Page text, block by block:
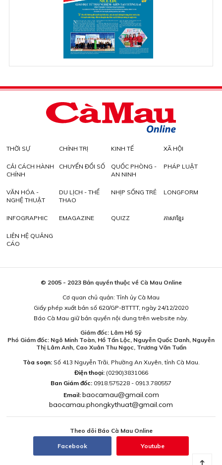
THỜI SỰ CHÍNH TRỊ KINH TẾ XÃ HỘI
CẢI CÁCH HÀNH
CHÍNH
CHUYỂN ĐỔI SỐ
QUỐC PHÒNG -
AN NINH
PHÁP LUẬT
VĂN HÓA -
NGHỆ THUẬT
DU LỊCH - THỂ
THAO
NHỊP SỐNG TRẺ LONGFORM
INFOGRAPHIC EMAGAZINE QUIZZ ភាសាខ្មែរ
LIÊN HỆ QUẢNG
CÁO
© 2005 - 2023 Bản quyền thuộc về Cà Mau Online
Cơ quan chủ quản: Tỉnh ủy Cà Mau
Giấy phép xuất bản số 620/GP-BTTTT, ngày 24/12/2020
Báo Cà Mau giữ bản quyền nội dung trên website này.
Giám đốc: Lâm Hồ Sỹ
Phó Giám đốc: Ngô Minh Toàn, Hồ Tấn Lộc, Nguyễn Quốc Danh, Nguyễn
Thị Lâm Anh, Cao Xuân Thu Ngọc, Trương Văn Tuấn
Tòa soạn:Số 413 Nguyễn Trãi, Phường An Xuyên, tỉnh Cà Mau.
Điện thoại: (0290)3831066
Ban Giám đốc: 0918.575228 - 0913.780557
Email: baocamau@gmail.com
baocamau.phongkythuat@gmail.com
Theo dõi Báo Cà Mau Online
Facebook Youtube